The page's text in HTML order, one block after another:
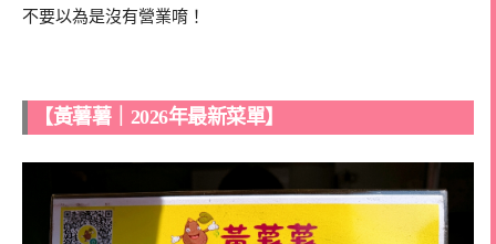
不要以為是沒有營業唷！
【黃薯薯｜2026年最新菜單】